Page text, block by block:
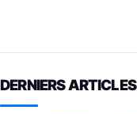
DERNIERS ARTICLES